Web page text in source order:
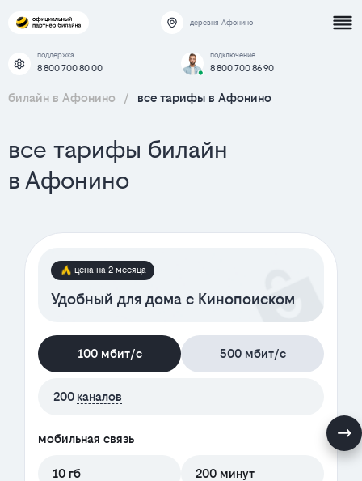
деревня Афонино
поддержка
8 800 700 80 00
подключение
8 800 700 86 90
билайн в Афонино / все тарифы в Афонино
все тарифы билайн
в Афонино
цена на 2 месяца
Удобный для дома с Кинопоиском
100 мбит/с 500 мбит/с
200 каналов
мобильная связь
10 гб 200 минут